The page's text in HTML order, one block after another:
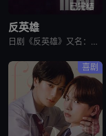
已完结
反英雄
日剧《反英雄》又名：ANTI HERO,アンチヒーロー，讲述了：本剧超越了“律政电视剧”的框架，通过长谷川博己饰演的反英雄，向观众传达“正义到底是什么?”“被认为是世上的恶，真的是坏事吗?”，以快速的
喜剧